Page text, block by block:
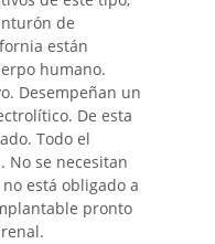
de
están
humano.
Desempeñan un
De esta
Todo el
No se necesitan
está obligado a
pronto